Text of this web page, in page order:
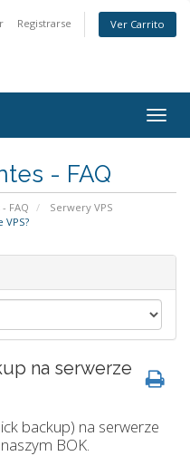
Registrarse Ver Carrito
- FAQ
FAQ
Serwery VPS
VPS?
na serwerze
backup) na serwerze
BOK.